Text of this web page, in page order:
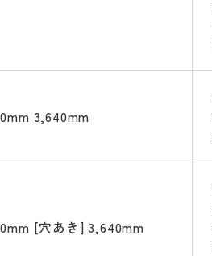
3,640mm
[穴あき] 3,640mm